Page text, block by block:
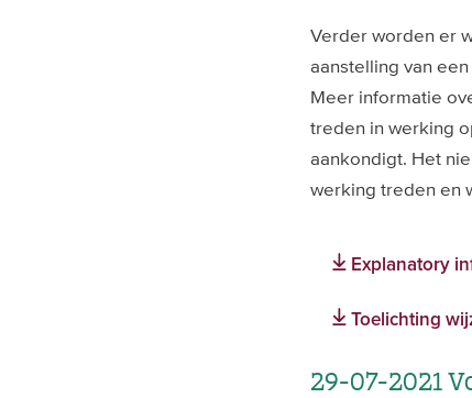
Verder worden er
aanstelling van
Meer informatie
treden in werking
aankondigt. Het
werking treden en
Explanatory
Toelichting
29-07-2021